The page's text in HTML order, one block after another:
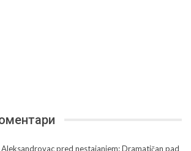
Aleksandrovac pred nestajanjem: Dramatičan pad